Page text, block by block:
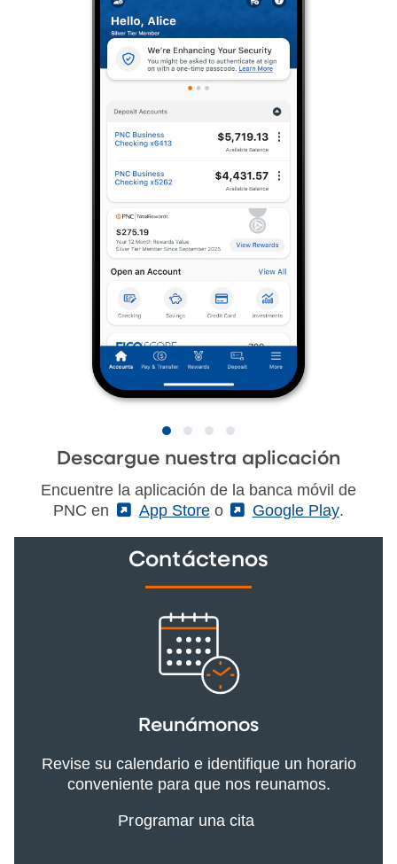
Descargue nuestra aplicación
Encuentre la aplicación de la banca móvil de
PNC en
(External)
App Storeo (External)
Google Play.
Contáctenos
Reunámonos
Revise su calendario e identifique un horario
conveniente para que nos reunamos.
Programar una cita